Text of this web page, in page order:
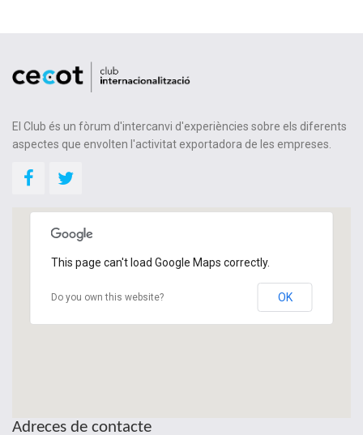
El Club és un fòrum d'intercanvi d'experiències sobre els diferents
aspectes que envolten l'activitat exportadora de les empreses.
This page can't load Google Maps correctly.
Do you own this website? OK
Adreces de contacte